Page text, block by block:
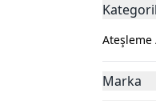
Ateşleme
Marka